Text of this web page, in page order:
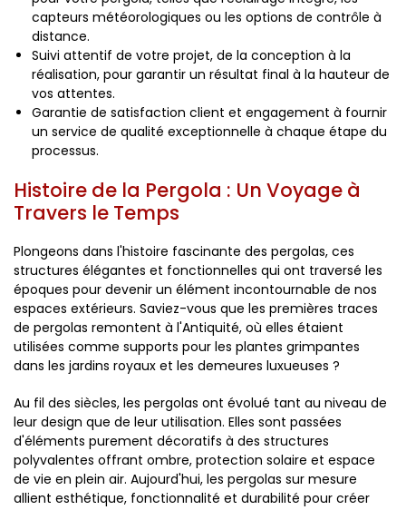
capteurs météorologiques ou les options de contrôle à
distance.
Suivi attentif de votre projet, de la conception à la
réalisation, pour garantir un résultat final à la hauteur de
vos attentes.
Garantie de satisfaction client et engagement à fournir
un service de qualité exceptionnelle à chaque étape du
processus.
Histoire de la Pergola : Un Voyage à
Travers le Temps
Plongeons dans l'histoire fascinante des pergolas, ces
structures élégantes et fonctionnelles qui ont traversé les
époques pour devenir un élément incontournable de nos
espaces extérieurs. Saviez-vous que les premières traces
de pergolas remontent à l'Antiquité, où elles étaient
utilisées comme supports pour les plantes grimpantes
dans les jardins royaux et les demeures luxueuses ?
Au fil des siècles, les pergolas ont évolué tant au niveau de
leur design que de leur utilisation. Elles sont passées
d'éléments purement décoratifs à des structures
polyvalentes offrant ombre, protection solaire et espace
de vie en plein air. Aujourd'hui, les pergolas sur mesure
allient esthétique, fonctionnalité et durabilité pour créer